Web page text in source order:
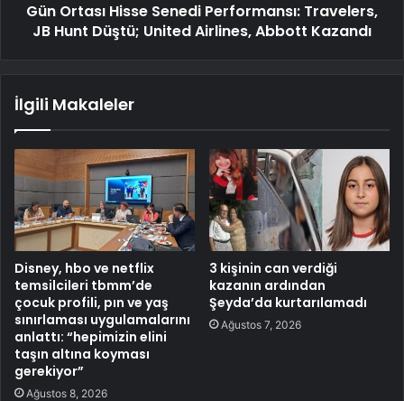
Gün Ortası Hisse Senedi Performansı: Travelers,
JB Hunt Düştü; United Airlines, Abbott Kazandı
İlgili Makaleler
Disney, hbo ve netflix
temsilcileri tbmm’de
çocuk profili, pın ve yaş
sınırlaması uygulamalarını
anlattı: “hepimizin elini
taşın altına koyması
gerekiyor”
Ağustos 8, 2026
3 kişinin can verdiği
kazanın ardından
Şeyda’da kurtarılamadı
Ağustos 7, 2026